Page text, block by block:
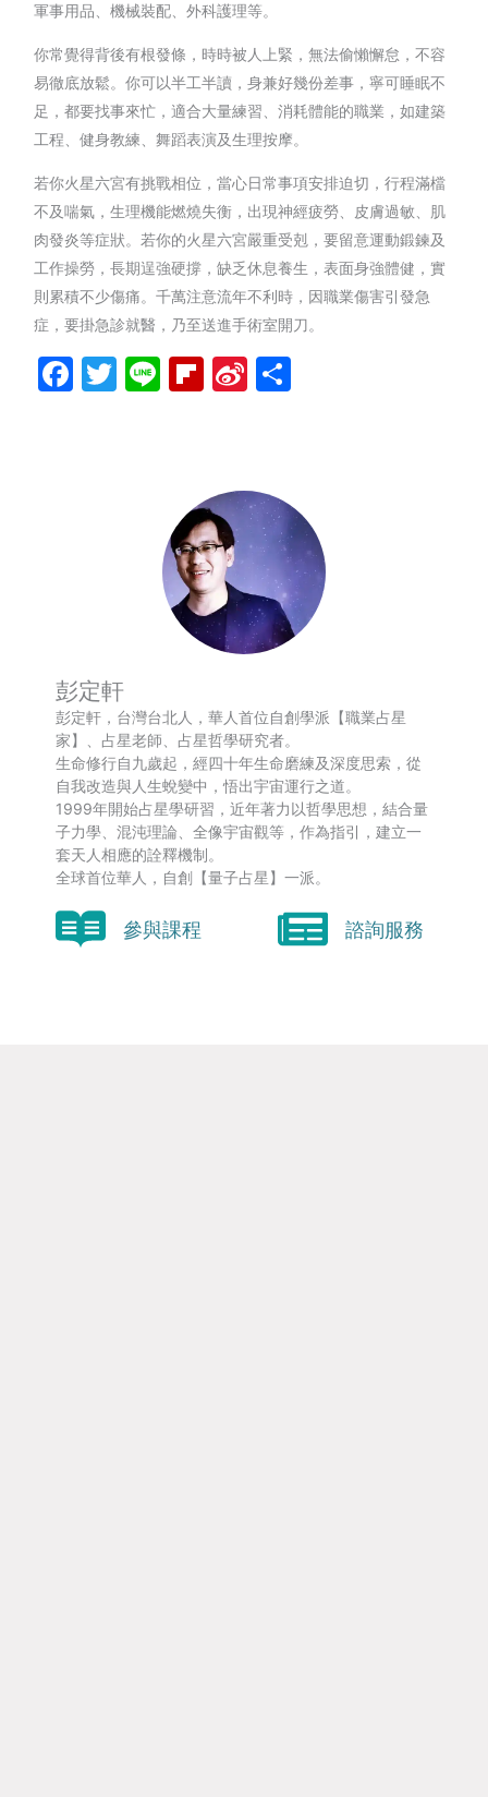
軍事用品、機械裝配、外科護理等。
你常覺得背後有根發條，時時被人上緊，無法偷懶懈怠，不容
易徹底放鬆。你可以半工半讀，身兼好幾份差事，寧可睡眠不
足，都要找事來忙，適合大量練習、消耗體能的職業，如建築
工程、健身教練、舞蹈表演及生理按摩。
若你火星六宮有挑戰相位，當心日常事項安排迫切，行程滿檔
不及喘氣，生理機能燃燒失衡，出現神經疲勞、皮膚過敏、肌
肉發炎等症狀。若你的火星六宮嚴重受剋，要留意運動鍛鍊及
工作操勞，長期逞強硬撐，缺乏休息養生，表面身強體健，實
則累積不少傷痛。千萬注意流年不利時，因職業傷害引發急
症，要掛急診就醫，乃至送進手術室開刀。
Facebook
Twitter
LineFlipboard
Sina
彭定軒
彭定軒，台灣台北人，華人首位自創學派【職業占星
家】、占星老師、占星哲學研究者。
生命修行自九歲起，經四十年生命磨練及深度思索，從
自我改造與人生蛻變中，悟出宇宙運行之道。
1999年開始占星學研習，近年著力以哲學思想，結合量
子力學、混沌理論、全像宇宙觀等，作為指引，建立一
套天人相應的詮釋機制。
全球首位華人，自創【量子占星】一派。
參與課程 諮詢服務